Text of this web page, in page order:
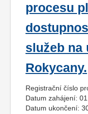
procesu
služeb na
Rokycany.
Registrační číslo
Datum zahájení:
Datum ukončení: